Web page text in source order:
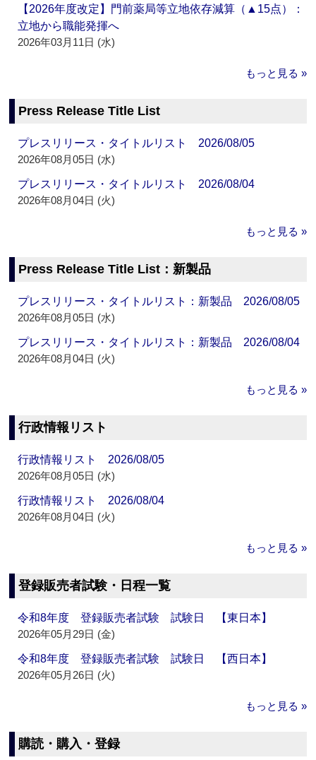
【2026年度改定】門前薬局等立地依存減算（▲15点）：
立地から職能発揮へ
2026年03月11日 (水)
もっと見る »
Press Release Title List
プレスリリース・タイトルリスト 2026/08/05
2026年08月05日 (水)
プレスリリース・タイトルリスト 2026/08/04
2026年08月04日 (火)
もっと見る »
Press Release Title List：新製品
プレスリリース・タイトルリスト：新製品 2026/08/05
2026年08月05日 (水)
プレスリリース・タイトルリスト：新製品 2026/08/04
2026年08月04日 (火)
もっと見る »
行政情報リスト
行政情報リスト 2026/08/05
2026年08月05日 (水)
行政情報リスト 2026/08/04
2026年08月04日 (火)
もっと見る »
登録販売者試験・日程一覧
令和8年度 登録販売者試験 試験日 【東日本】
2026年05月29日 (金)
令和8年度 登録販売者試験 試験日 【西日本】
2026年05月26日 (火)
もっと見る »
購読・購入・登録